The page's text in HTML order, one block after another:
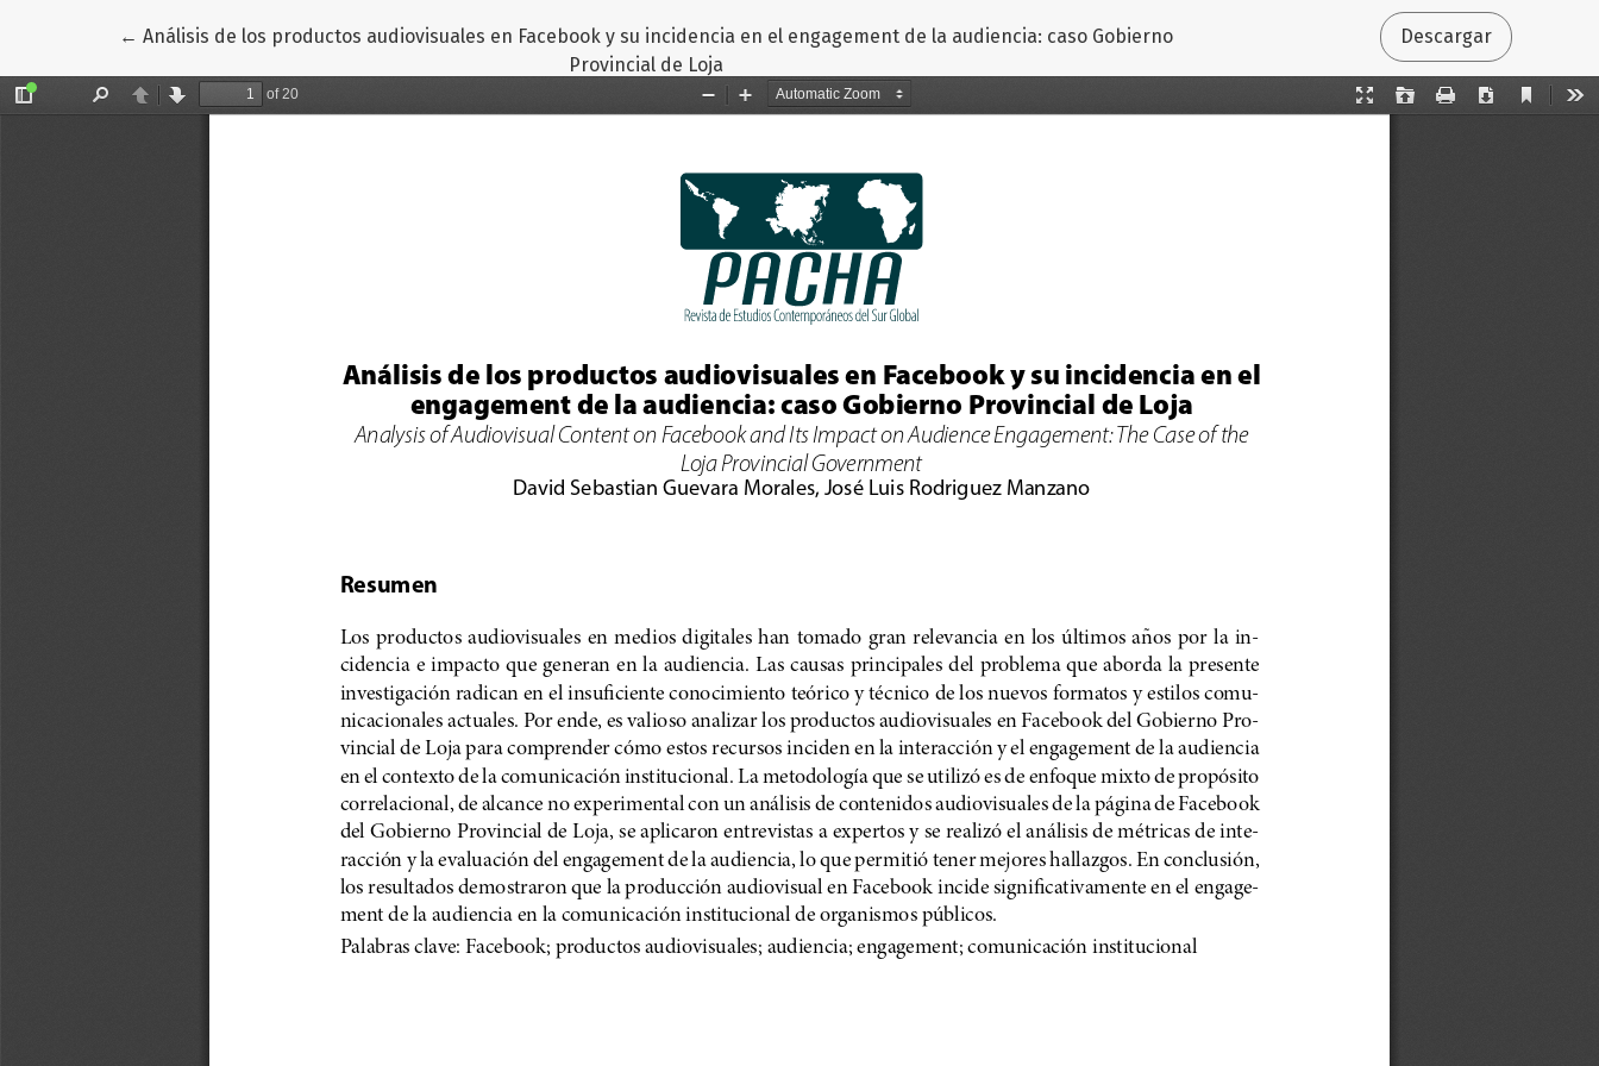
←Volver a los detalles del artículo
Análisis de los productos audiovisuales en Facebook y su incidencia en el engagement de la audiencia: caso Gobierno
Provincial de Loja
Descargar